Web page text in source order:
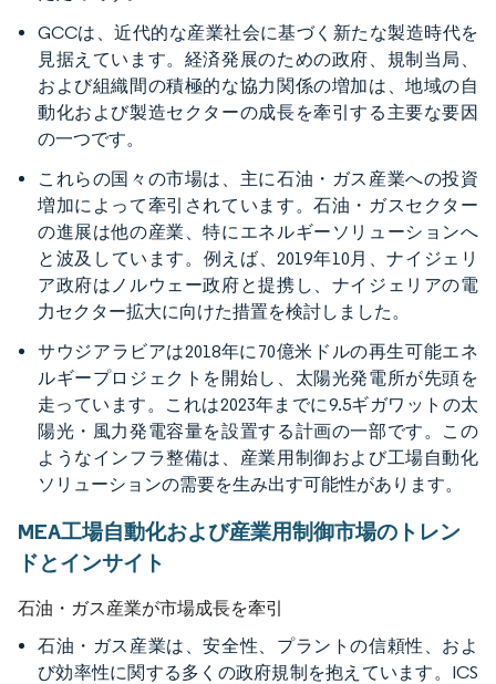
GCCは、近代的な産業社会に基づく新たな製造時代を
見据えています。経済発展のための政府、規制当局、
および組織間の積極的な協力関係の増加は、地域の自
動化および製造セクターの成長を牽引する主要な要因
の一つです。
これらの国々の市場は、主に石油・ガス産業への投資
増加によって牽引されています。石油・ガスセクター
の進展は他の産業、特にエネルギーソリューションへ
と波及しています。例えば、2019年10月、ナイジェリ
ア政府はノルウェー政府と提携し、ナイジェリアの電
力セクター拡大に向けた措置を検討しました。
サウジアラビアは2018年に70億米ドルの再生可能エネ
ルギープロジェクトを開始し、太陽光発電所が先頭を
走っています。これは2023年までに9.5ギガワットの太
陽光・風力発電容量を設置する計画の一部です。この
ようなインフラ整備は、産業用制御および工場自動化
ソリューションの需要を生み出す可能性があります。
MEA工場自動化および産業用制御市場のトレン
ドとインサイト
石油・ガス産業が市場成長を牽引
石油・ガス産業は、安全性、プラントの信頼性、およ
び効率性に関する多くの政府規制を抱えています。ICS